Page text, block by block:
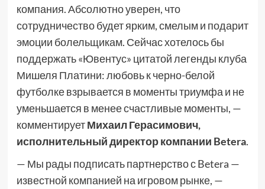
компания. Абсолютно уверен, что
сотрудничество будет ярким, смелым и подарит
эмоции болельщикам. Сейчас хотелось бы
поддержать «Ювентус» цитатой легенды клуба
Мишеля Платини: любовь к черно-белой
футболке взрывается в моменты триумфа и не
уменьшается в менее счастливые моменты, —
комментируетМихаил Герасимович,
исполнительный директор компании Betera.
— Мы рады подписать партнерство с Betera —
известной компанией на игровом рынке, —